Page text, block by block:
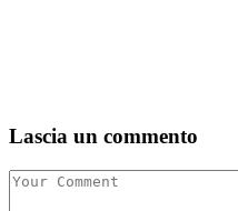
Lascia un commento